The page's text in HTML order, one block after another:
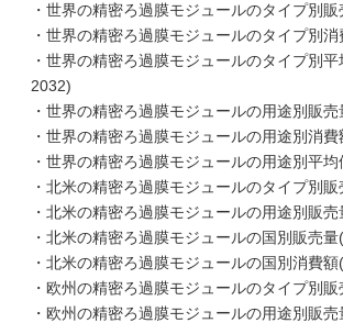
・世界の精密ろ過膜モジュールのタイプ別
・世界の精密ろ過膜モジュールのタイプ別
・世界の精密ろ過膜モジュールのタイプ別
2032)
・世界の精密ろ過膜モジュールの用途別販
・世界の精密ろ過膜モジュールの用途別消
・世界の精密ろ過膜モジュールの用途別平
・北米の精密ろ過膜モジュールのタイプ別
・北米の精密ろ過膜モジュールの用途別販
・北米の精密ろ過膜モジュールの国別販売
・北米の精密ろ過膜モジュールの国別消費
・欧州の精密ろ過膜モジュールのタイプ別
・欧州の精密ろ過膜モジュールの用途別販